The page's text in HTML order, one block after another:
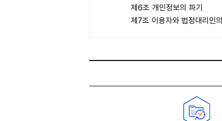
개인정보의 파기
이용자와 법정대리인